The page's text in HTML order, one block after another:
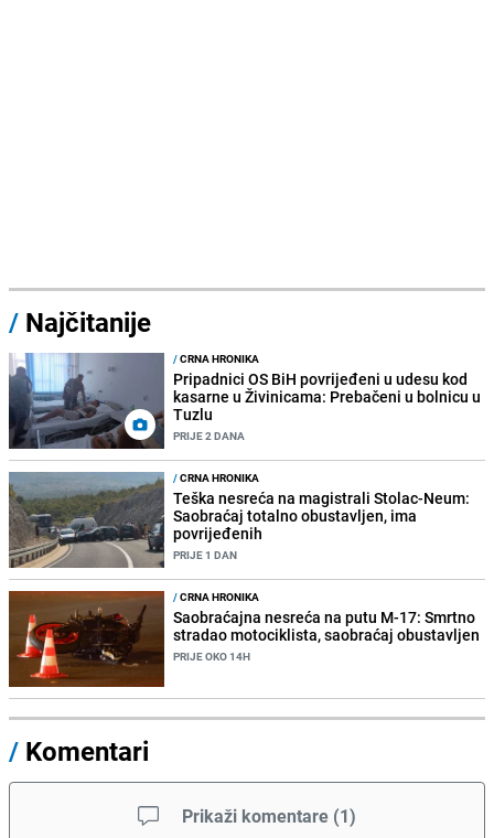
/ Najčitanije
/CRNA HRONIKA
Pripadnici OS BiH povrijeđeni u udesu kod
kasarne u Živinicama: Prebačeni u bolnicu u
Tuzlu
PRIJE 2 DANA
/CRNA HRONIKA
Teška nesreća na magistrali Stolac-Neum:
Saobraćaj totalno obustavljen, ima
povrijeđenih
PRIJE 1 DAN
/CRNA HRONIKA
Saobraćajna nesreća na putu M-17: Smrtno
stradao motociklista, saobraćaj obustavljen
PRIJE OKO 14H
/ Komentari
Prikaži komentare (1)